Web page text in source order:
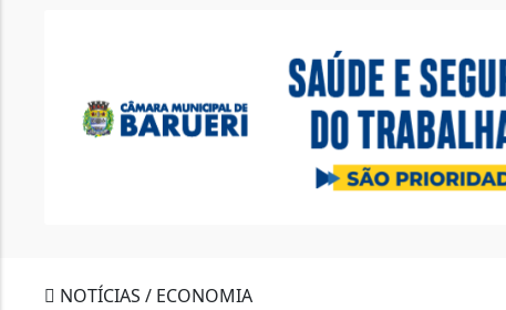
NOTÍCIAS / ECONOMIA